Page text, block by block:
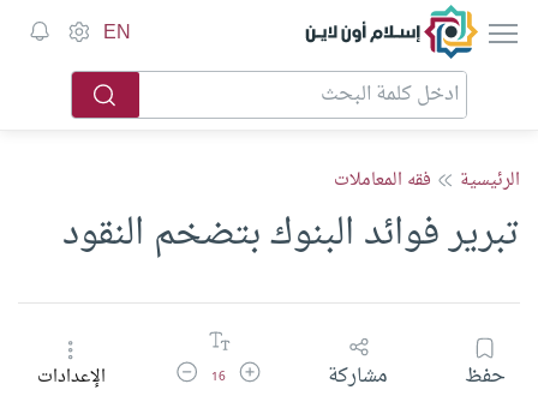
إسلام أون لاين EN
الرئيسية فقه المعاملات
تبرير فوائد البنوك بتضخم النقود
حفظ مشاركة زيادة حجم الخط
16 تقليل حجم الخطالإعدادات